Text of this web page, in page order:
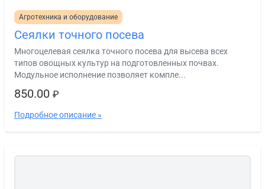
Агротехника и оборудование
Сеялки точного посева
Многоцелевая сеялка точного посева для высева всех
типов овощных культур на подготовленных почвах.
Модульное исполнение позволяет компле...
850.00 ₽
Подробное описание »